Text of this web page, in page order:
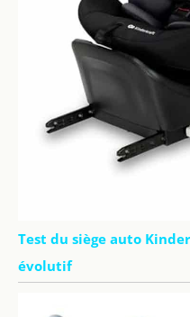
Test du siège auto
évolutif